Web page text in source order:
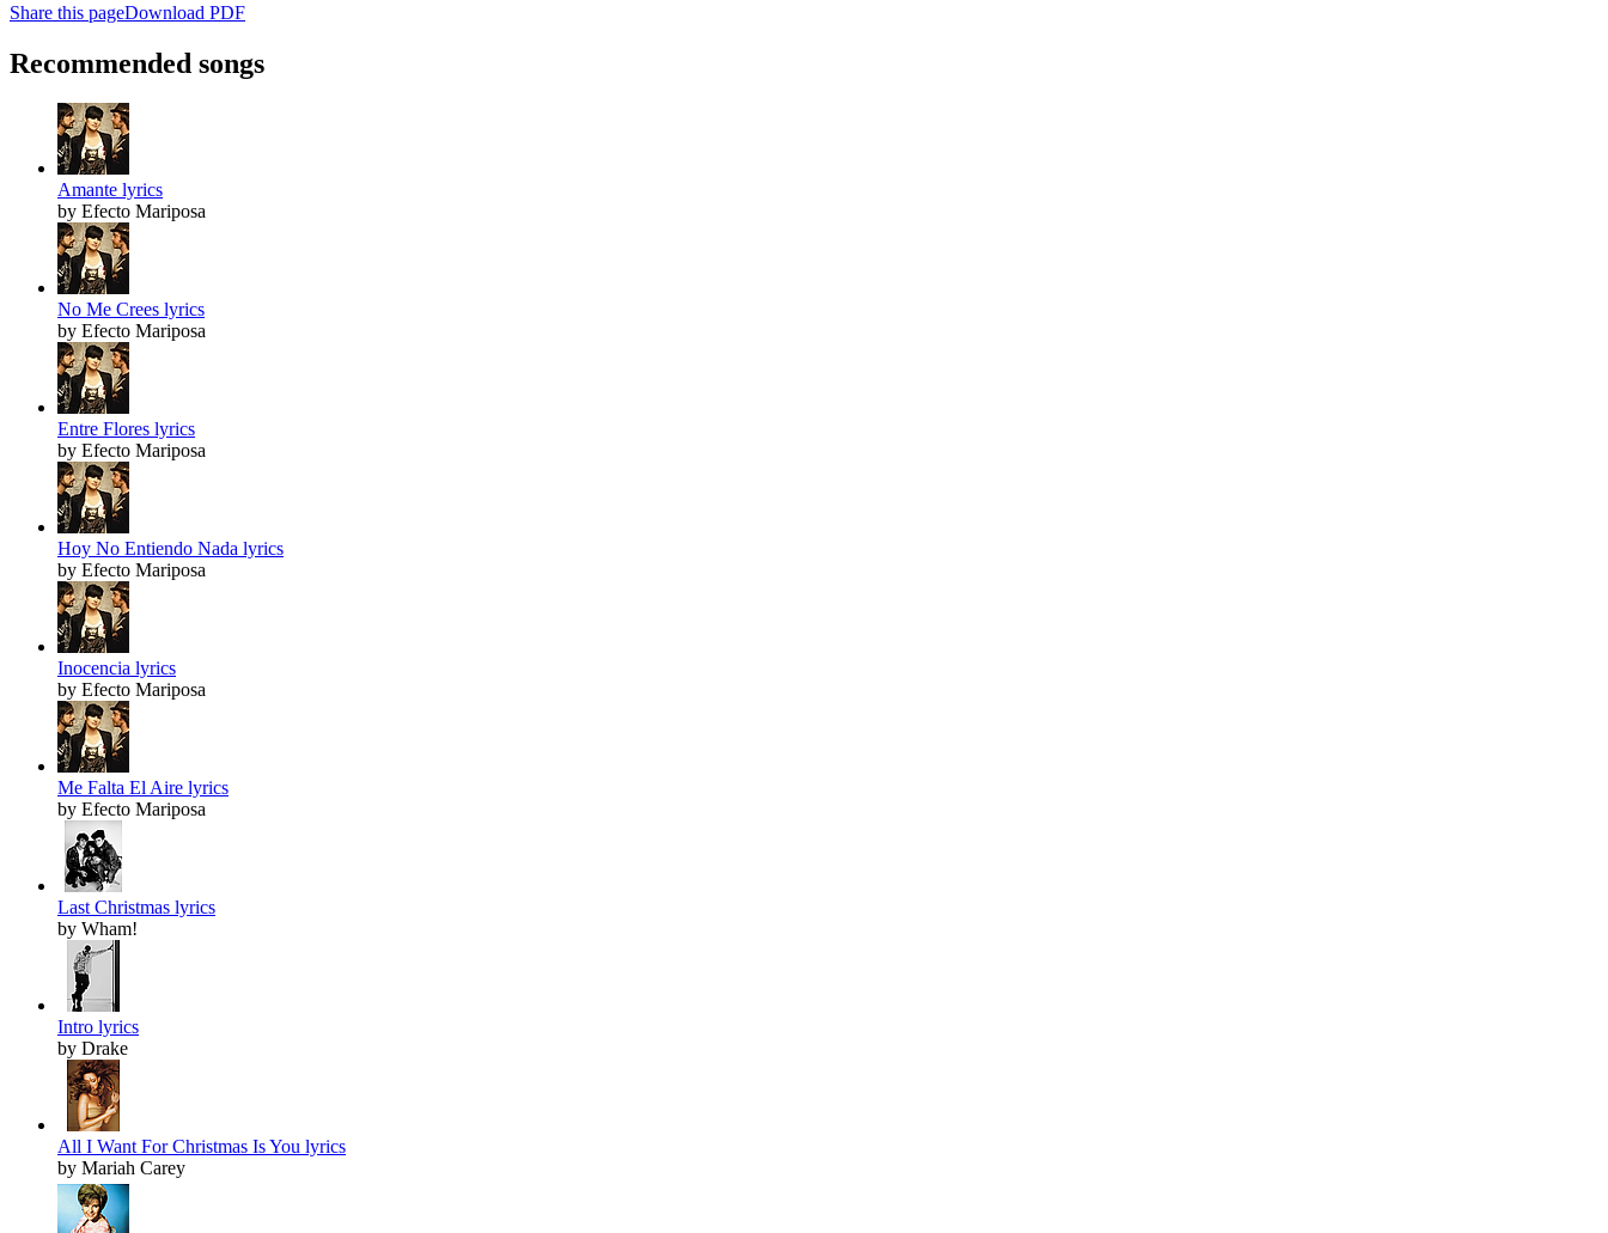
Share this pageDownload PDF
Recommended songs
Amante lyrics
by Efecto Mariposa
No Me Crees lyrics
by Efecto Mariposa
Entre Flores lyrics
by Efecto Mariposa
Hoy No Entiendo Nada lyrics
by Efecto Mariposa
Inocencia lyrics
by Efecto Mariposa
Me Falta El Aire lyrics
by Efecto Mariposa
Last Christmas lyrics
by Wham!
Intro lyrics
by Drake
All I Want For Christmas Is You lyrics
by Mariah Carey